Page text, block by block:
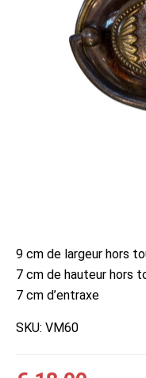
9 cm de largeur hors
7 cm de hauteur hors
7 cm d’entraxe
SKU: VM60